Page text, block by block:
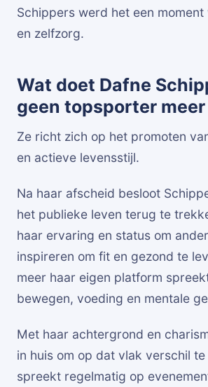
Schippers werd het een moment
en zelfzorg.
Wat doet Dafne
geen topsporter meer
Ze richt zich op het promoten
en actieve levensstijl.
Na haar afscheid besloot
het publieke leven terug te
haar ervaring en status om
inspireren om fit en gezond te
meer haar eigen platform
bewegen, voeding en mentale
Met haar achtergrond en
in huis om op dat vlak verschil
spreekt regelmatig op